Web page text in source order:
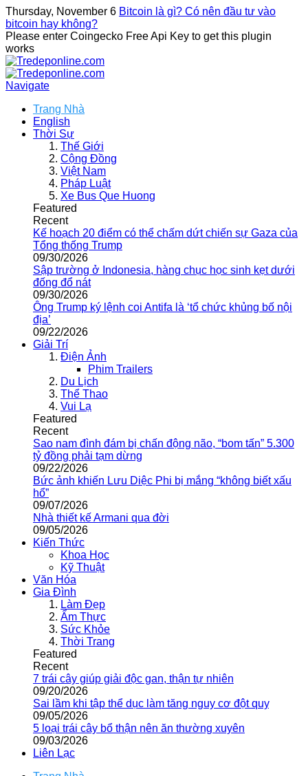
Thursday, November 6 Bitcoin là gì? Có nên đầu tư vào
bitcoin hay không?
Please enter Coingecko Free Api Key to get this plugin
works
Navigate
Trang Nhà
English
Thời Sự
Thế Giới
Cộng Đồng
Việt Nam
Pháp Luật
Xe Bus Que Huong
Featured
Recent
Kế hoạch 20 điểm có thể chấm dứt chiến sự Gaza của
Tổng thống Trump
09/30/2026
Sập trường ở Indonesia, hàng chục học sinh kẹt dưới
đống đổ nát
09/30/2026
Ông Trump ký lệnh coi Antifa là ‘tổ chức khủng bố nội
địa’
09/22/2026
Giải Trí
Điện Ảnh
Phim Trailers
Du Lịch
Thể Thao
Vui Lạ
Featured
Recent
Sao nam đình đám bị chấn động não, “bom tấn” 5.300
tỷ đồng phải tạm dừng
09/22/2026
Bức ảnh khiến Lưu Diệc Phi bị mắng “không biết xấu
hổ”
09/07/2026
Nhà thiết kế Armani qua đời
09/05/2026
Kiến Thức
Khoa Học
Kỹ Thuật
Văn Hóa
Gia Đình
Làm Đẹp
Ẩm Thực
Sức Khỏe
Thời Trang
Featured
Recent
7 trái cây giúp giải độc gan, thận tự nhiên
09/20/2026
Sai lầm khi tập thể dục làm tăng nguy cơ đột quỵ
09/05/2026
5 loại trái cây bổ thận nên ăn thường xuyên
09/03/2026
Liên Lạc